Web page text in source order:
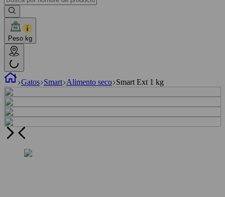
Peso kg
Gatos Smart Alimento seco Smart Ext 1 kg